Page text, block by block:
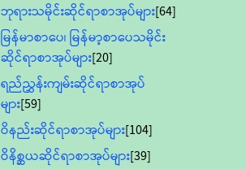
ဘုရားသမိုင်းဆိုင်ရာစာအုပ်များ[64]
မြန်မာစာပေ၊ မြန်မာ့စာပေသမိုင်း
ဆိုင်ရာစာအုပ်များ[20]
ရည်ညွှန်းကျမ်းဆိုင်ရာစာအုပ်
များ[59]
ဝိနည်းဆိုင်ရာစာအုပ်များ[104]
ဝိနိစ္ဆယဆိုင်ရာစာအုပ်များ[39]